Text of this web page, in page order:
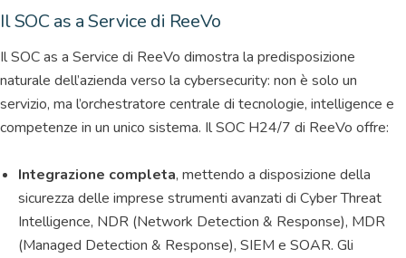
Il SOC as a Service di ReeVo
Il SOC as a Service di ReeVo dimostra la predisposizione
naturale dell’azienda verso la cybersecurity: non è solo un
servizio, ma l’orchestratore centrale di tecnologie, intelligence e
competenze in un unico sistema. Il SOC H24/7 di ReeVo offre:
Integrazione completa, mettendo a disposizione della
sicurezza delle imprese strumenti avanzati di Cyber Threat
Intelligence, NDR (Network Detection & Response), MDR
(Managed Detection & Response), SIEM e SOAR. Gli